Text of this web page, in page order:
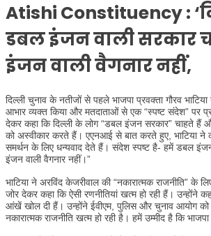
Atishi Constituency :
डबल इंजन वाली सरकार
इंजन वालीवैगनारनहीं,
दिल्ली चुनाव के नतीजों से पहले भाजपा प्रवक्ता गौरव
आभार व्यक्त किया और मतदाताओं से एक “स्पष्ट संदेश” पर
देकर कहा कि दिल्ली के लोग “डबल इंजन सरकार” चाहते हैं
को अस्वीकार करते हैं। एएनआई से बात करते हुए, भाटिया ने
समर्थन के लिए धन्यवाद देते हैं। संदेश स्पष्ट है- हमें डबल इंजन
इंजन वाली वैगनार नहीं।”
भाटिया ने अरविंद केजरीवाल की “नकारात्मक राजनीति” के
जोर देकर कहा कि ऐसी रणनीतियां खत्म हो रही हैं। उन्होंने
आंखें खोल दी हैं। उन्होंने ईवीएम, पुलिस और चुनाव आयोग को
नकारात्मक राजनीति खत्म हो रही है। हमें उम्मीद है कि